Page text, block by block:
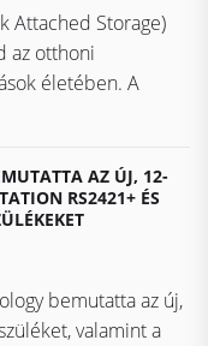
Attached Storage)
az otthoni
életében. A
AZ ÚJ, 12-
RS2421+ ÉS
bemutatta az új,
valamint a